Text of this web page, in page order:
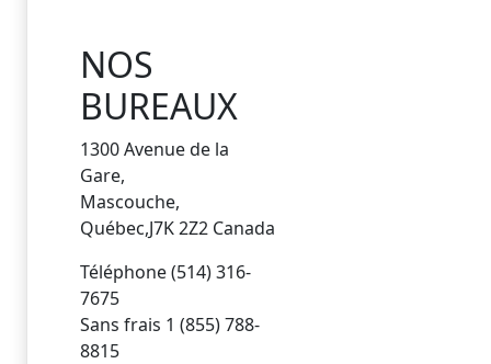
NOS
BUREAUX
1300 Avenue de la
Gare,
Mascouche,
Québec,J7K 2Z2 Canada
Téléphone (514) 316-
7675
Sans frais 1 (855) 788-
8815